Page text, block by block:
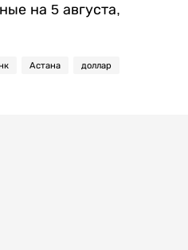
на 5 августа,
Астана доллар